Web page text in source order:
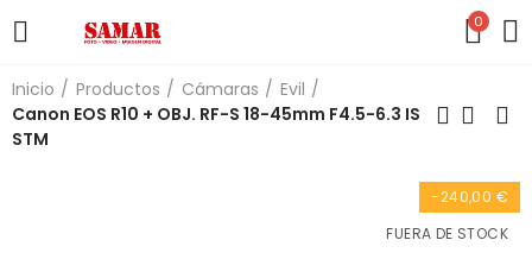
0
Inicio Productos Cámaras
Evil
Canon EOS R10 + OBJ. RF-S 18-45mm F4.5-6.3 IS
STM
-240,00 €
FUERA DE STOCK